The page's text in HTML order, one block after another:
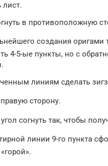
лист.
в противоположную
создания оригами
4-5-ые пункты, но с
линиям сделать
сторону.
согнуть так, чтобы
линии 9-го пункта